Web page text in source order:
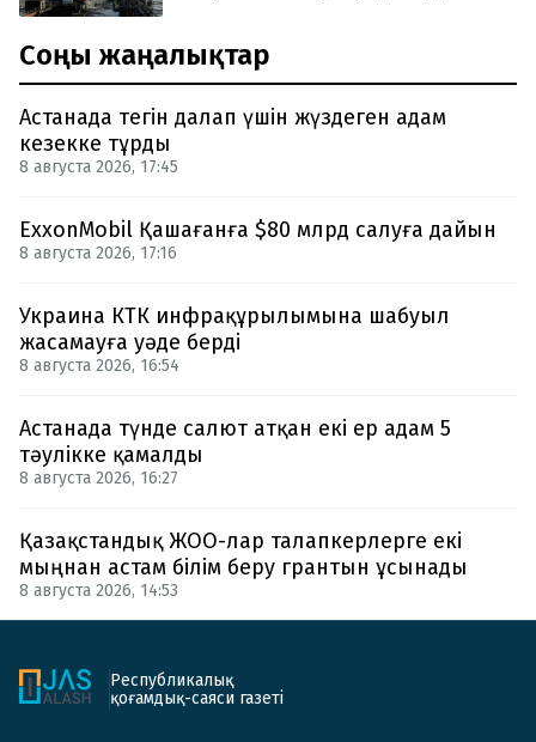
Соңғы жаңалықтар
Астанада тегін далап үшін жүздеген адам
кезекке тұрды
8 августа 2026, 17:45
ExxonMobil Қашағанға $80 млрд салуға дайын
8 августа 2026, 17:16
Украина КТК инфрақұрылымына шабуыл
жасамауға уәде берді
8 августа 2026, 16:54
Астанада түнде салют атқан екі ер адам 5
тәулікке қамалды
8 августа 2026, 16:27
Қазақстандық ЖОО-лар талапкерлерге екі
мыңнан астам білім беру грантын ұсынады
8 августа 2026, 14:53
Республикалық
қоғамдық-саяси газеті